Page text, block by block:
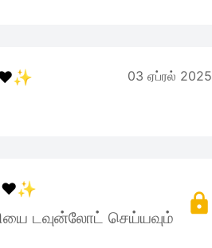
03 ஏப்ரல் 2025
❤️✨
டவுன்லோட் செய்யவும்